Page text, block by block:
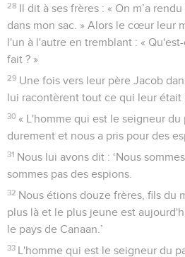
28 Il dit à ses frères : « On m’a
dans mon sac. » Alors le cœur leur
l'un à l'autre en tremblant : «
fait ? »
29 Une fois vers leur père Jacob
lui racontèrent tout ce qui leur était
30 « L'homme qui est le seigneur du
durement et nous a pris pour des
31 Nous lui avons dit : ‘Nous
sommes pas des espions.
32 Nous étions douze frères, fils du
plus là et le plus jeune est
le pays de Canaan.’
33 L'homme qui est le seigneur du